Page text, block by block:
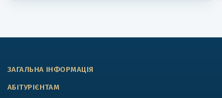
ЗАГАЛЬНА ІНФОРМАЦІЯ
АБІТУРІЄНТАМ